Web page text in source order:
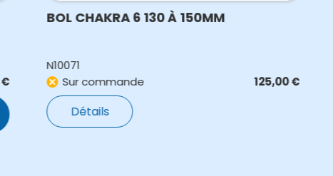
€
BOL CHAKRA 6 130 À 150MM
N10071
Sur commande
125,00€
Détails